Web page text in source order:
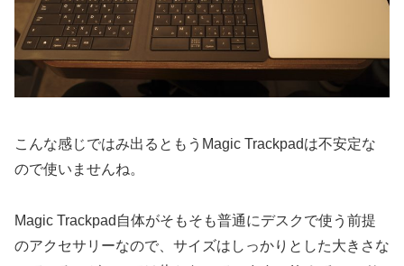
こんな感じではみ出るともうMagic Trackpadは不安定な
ので使いませんね。
Magic Trackpad自体がそもそも普通にデスクで使う前提
のアクセサリーなので、サイズはしっかりとした大きさな